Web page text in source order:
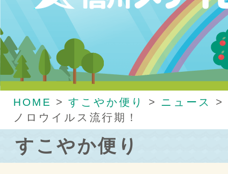
HOME > すこやか便り > ニュース
>
ノロウイルス流行期！
すこやか便り